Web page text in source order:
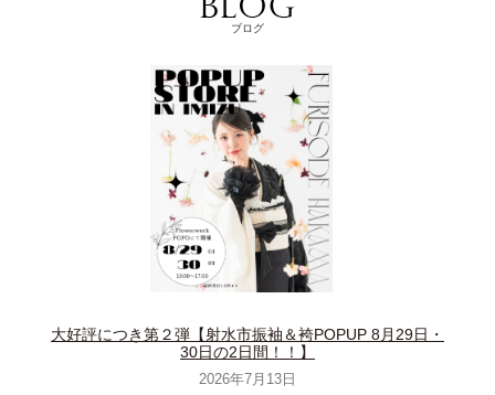
ブログ
大好評につき第２弾【射水市振袖＆袴POPUP 8月29日・
30日の2日間！！】
2026年7月13日